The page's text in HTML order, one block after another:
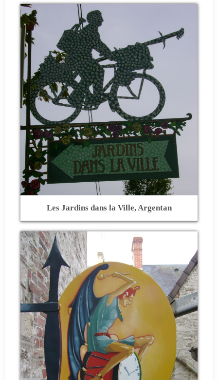
Les Jardins dans la Ville, Argentan